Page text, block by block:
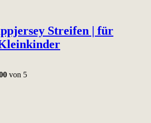
Streifen | für
von 5